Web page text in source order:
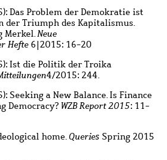
Das Problem der Demokratie ist
der Triumph des Kapitalismus.
Merkel.Neue
Hefte 6|2015: 16-20
Ist die Politik der Troika
4/2015: 244.
Seeking a New Balance. Is Finance
Democracy? WZB Report 2015: 11-
home.Queries Spring 2015